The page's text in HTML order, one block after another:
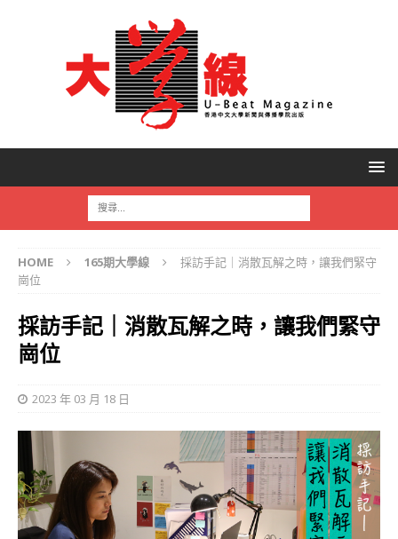
HOME 165期大學線
採訪手記｜消散瓦解之時，讓我們緊守
崗位
採訪手記｜消散瓦解之時，讓我們緊守
崗位
2023 年 03 月 18 日